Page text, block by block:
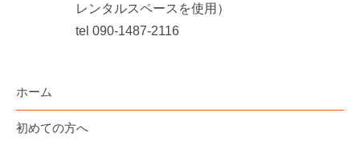
レンタルスペースを使用）
tel 090-1487-2116
ホーム
初めての方へ